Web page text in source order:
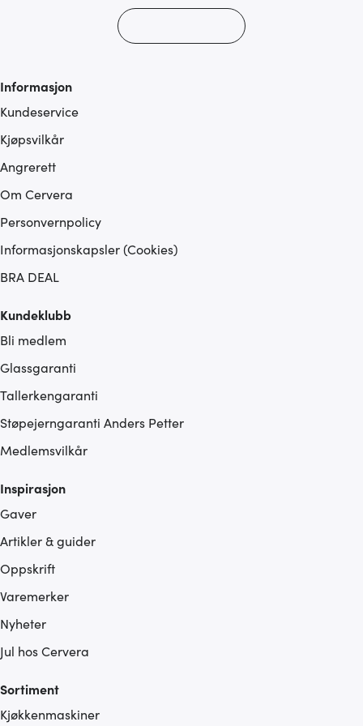
Informasjon
Kundeservice
Kjøpsvilkår
Angrerett
Om Cervera
Personvernpolicy
Informasjonskapsler (Cookies)
BRA DEAL
Kundeklubb
Bli medlem
Glassgaranti
Tallerkengaranti
Støpejerngaranti Anders Petter
Medlemsvilkår
Inspirasjon
Gaver
Artikler & guider
Oppskrift
Varemerker
Nyheter
Jul hos Cervera
Sortiment
Kjøkkenmaskiner